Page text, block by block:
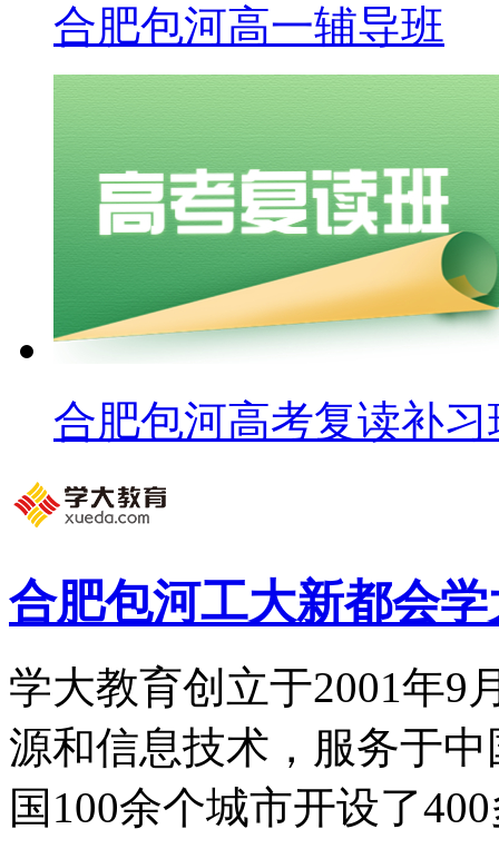
合肥包河高一辅导班
合肥包河高考复读补习
合肥包河工大新都会
学大教育创立于2001年9
源和信息技术，服务于
国100余个城市开设了